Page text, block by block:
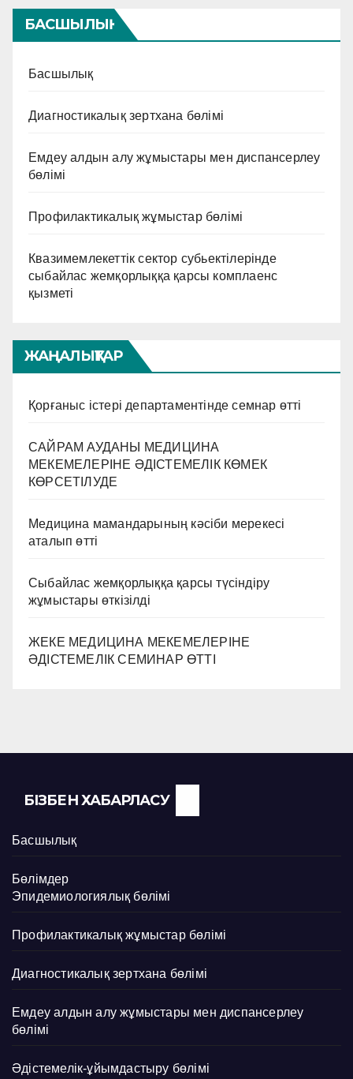
тапшылығы синдромының
алдын-алу және емдеу
қызметкерлерінің АИТВ/
білім деңгейін көтеру және
мақсатында » семинар
жұмыстарын жүргізді.
БАСШЫЛЫҚ
Басшылық
Диагностикалық зертхана бөлімі
Емдеу алдын алу жұмыстары мен диспансерлеу
бөлімі
Профилактикалық жұмыстар бөлімі
Квазимемлекеттік сектор субьектілерінде
сыбайлас жемқорлыққа қарсы комплаенс
қызметі
ЖАҢАЛЫҚТАР
Қорғаныс істері департаментінде семнар өтті
САЙРАМ АУДАНЫ МЕДИЦИНА
МЕКЕМЕЛЕРІНЕ ӘДІСТЕМЕЛІК КӨМЕК
КӨРСЕТІЛУДЕ
Медицина мамандарының кәсіби мерекесі
аталып өтті
Сыбайлас жемқорлыққа қарсы түсіндіру
жұмыстары өткізілді
ЖЕКЕ МЕДИЦИНА МЕКЕМЕЛЕРІНЕ
ӘДІСТЕМЕЛІК СЕМИНАР ӨТТІ
БІЗБЕН ХАБАРЛАСУ
Басшылық
Бөлімдер
Эпидемиологиялық бөлімі
Профилактикалық жұмыстар бөлімі
Диагностикалық зертхана бөлімі
Емдеу алдын алу жұмыстары мен диспансерлеу
бөлімі
Әдістемелік-ұйымдастыру бөлімі